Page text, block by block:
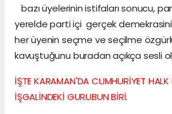
bazı üyelerinin istifaları sonucu,
yerelde parti içi gerçek
her üyenin seçme ve seçilme
kavuştuğunu buradan açıkça sesli
İŞTE KARAMAN'DA CUMHURİYET
İŞGALİNDEKİ GURUBUN BİRİ.